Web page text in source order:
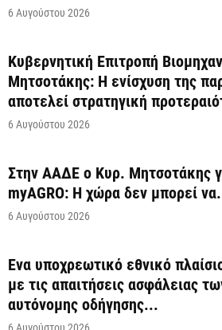
6 Αυγούστου 2026
Κυβερνητική Επιτροπή
Μητσοτάκης: Η ενίσχυση της
αποτελεί στρατηγική
6 Αυγούστου 2026
Στην ΑΑΔΕ ο Κυρ. Μητσοτάκης
myAGRO: Η χώρα δεν μπορεί
6 Αυγούστου 2026
Ένα υποχρεωτικό εθνικό
με τις απαιτήσεις ασφάλειας
αυτόνομης οδήγησης...
6 Αυγούστου 2026